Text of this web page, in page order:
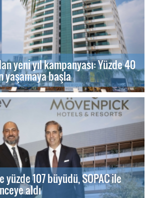
yeni yıl kampanyası: Yüzde 40
yaşamaya başla
yüzde 107 büyüdü, SOPAC ile
aldı